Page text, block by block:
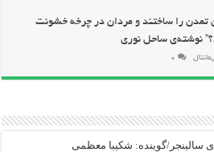
تمدن را ساختند و مردان در چرخه خشونت
نوشته‌ی ساحل نوری
۰
سالینجر/گوینده: شکیبا معظمی